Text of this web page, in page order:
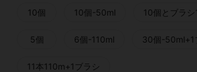
10個 10個-50ml 10個とブラシ
5個 6個-110ml 30個-50ml+1
11本110m+1ブラシ